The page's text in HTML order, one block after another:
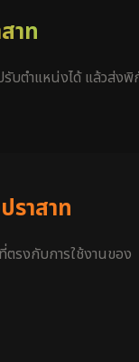
าท
บตำแหน่งได้ แล้วส่งพิ
ราสาท
รงกับการใช้งานของ